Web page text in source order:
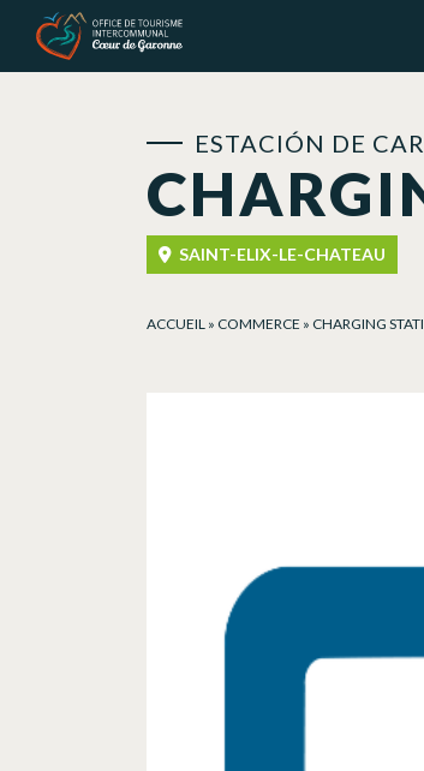
ESTACIÓN DE
SAINT-ELIX-LE-CHATEAU
ACCUEIL » COMMERCE » CHARGING
Panel de gestión de cookies